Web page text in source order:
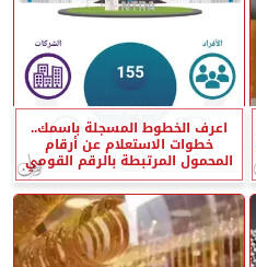
اعرف الخطوط المسجلة باسمك..
خطوات الاستعلام عن أرقام
المحمول المرتبطة بالرقم القومي